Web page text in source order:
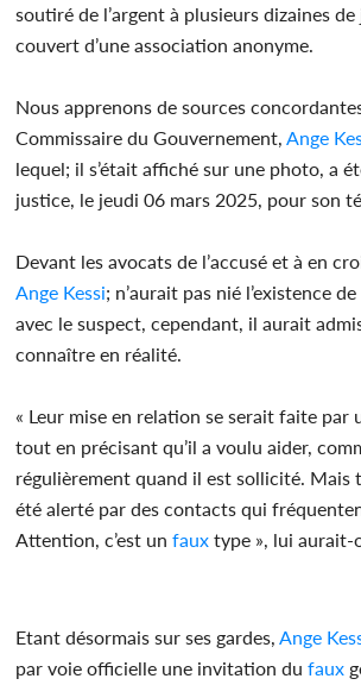
soutiré de l’argent à plusieurs dizaines de
couvert d’une association anonyme.
Nous apprenons de sources
Commissaire du Gouvernement, Ange
lequel; il s’était affiché sur une photo, a
justice, le jeudi 06 mars 2025, pour son
Devant les avocats de l’accusé et à en
Ange Kessi; n’aurait pas nié l’existence
avec le suspect, cependant, il aurait
connaître en réalité.
« Leur mise en relation se serait faite par
tout en précisant qu’il a voulu aider,
régulièrement quand il est sollicité. Mais
été alerté par des contacts qui
Attention, c’est unfaux type », lui aurait-
Etant désormais sur ses gardes, Ange
par voie officielle une invitation dufaux